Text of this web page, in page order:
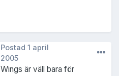
Postad 1 april
2005
Wings är väll bara för